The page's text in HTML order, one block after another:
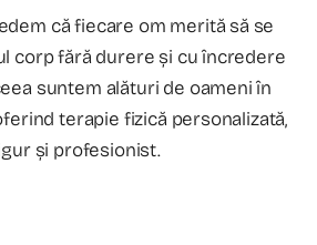
că fiecare om merită să se
corp fără durere și cu încredere
suntem alături de oameni în
terapie fizică personalizată,
și profesionist.